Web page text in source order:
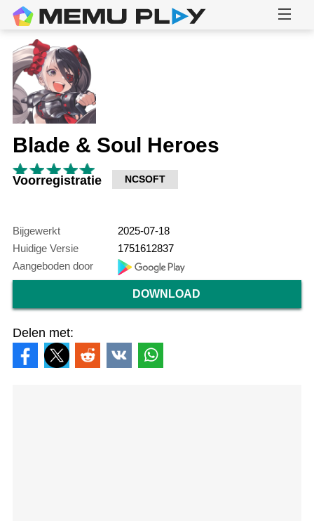
Blade & Soul Heroes
Voorregistratie NCSOFT
Bijgewerkt
2025-07-18
Huidige Versie
1751612837
Aangeboden door
DOWNLOAD
Delen met: